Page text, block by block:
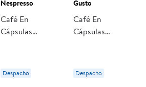
Nespresso
Café En
Cápsulas
Un Starbucks by
Nespresso
Despacho
Gusto
Café En
Cápsulas
Starbucks Dolce
Gusto
Despacho